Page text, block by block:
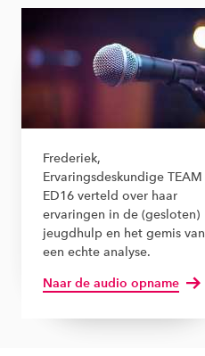
Frederiek,
Ervaringsdeskundige TEAM
ED16 verteld over haar
ervaringen in de (gesloten)
jeugdhulp en het gemis van
een echte analyse.
Naar de audio opname